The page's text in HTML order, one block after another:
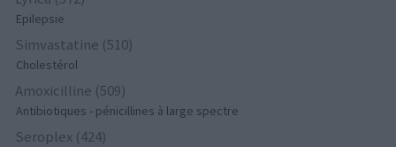
Epilepsie
Simvastatine (510)
Cholestérol
Amoxicilline (509)
Antibiotiques - pénicillines à large spectre
Seroplex (424)